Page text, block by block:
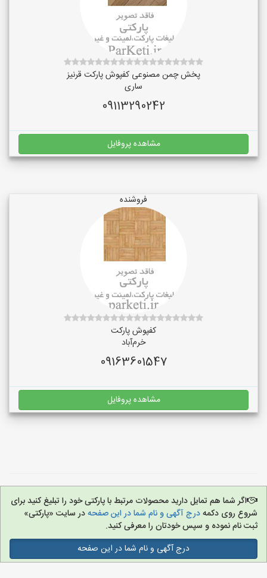
پخش چمن مصنوعی کفپوش پارکت قرنیز
ساری
09113290242
مشاهده پروفایل
فروشنده
کفپوش پارکت
خرم‌آباد
09163601547
مشاهده پروفایل
اگر شما هم تمایل دارید محصولات مرتبط با پارکتی خود را تبلیغ کنید برای
شروع روی دکمهدرج آگهی و نام شما در این صفحهدر سایت «پارکتی»
ثبت نام نموده و سپس خودتان را معرفی کنید.
درج آگهی و نام شما در این صفحه